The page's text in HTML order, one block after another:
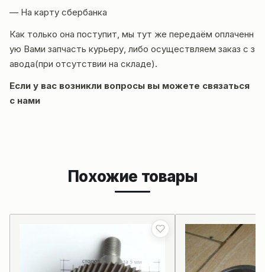
— На карту сбербанка
Как только она поступит, мы тут же передаём оплаченн
ую Вами запчасть курьеру, либо осуществляем заказ с з
авода(при отсутствии на складе).
Если у вас возникли вопросы вы можете связаться
с нами
Похожие товары